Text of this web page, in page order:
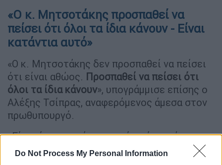
Do Not Process My Personal Information
«Ο κ. Μητσοτάκης προσπαθεί να
πείσει ότι όλοι τα ίδια κάνουν - Είναι
κατάντια αυτό»
«Ο κ. Μητσοτάκης δεν προσπαθεί να πείσει
ότι είναι αθώος. Προσπαθεί να πείσει ότι
όλοι τα ίδια κάνουν», υπογράμμισε επίσης ο
Αλέξης Τσίπρας, αναφερόμενος άμεσα στον
πρωθυπουργό.
«Είναι όμως κατάντια αυτό», τόνισε έπειτα.
«Εύκολος στόχος» η μεσαία τάξη